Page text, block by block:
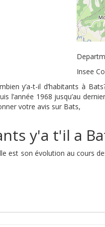
Insee
y’a-t-il d’habitants à
l’année 1968 jusqu’au
votre avis sur Bats,
y'a t'il a
est son évolution au cours